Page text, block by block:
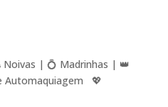
Noivas | 💍 Madrinhas | 👑
Automaquiagem 💖